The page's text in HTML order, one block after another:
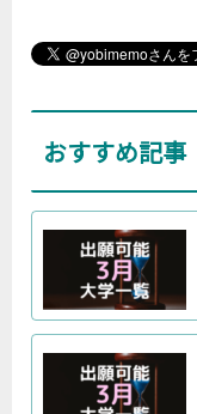
おすすめ記事